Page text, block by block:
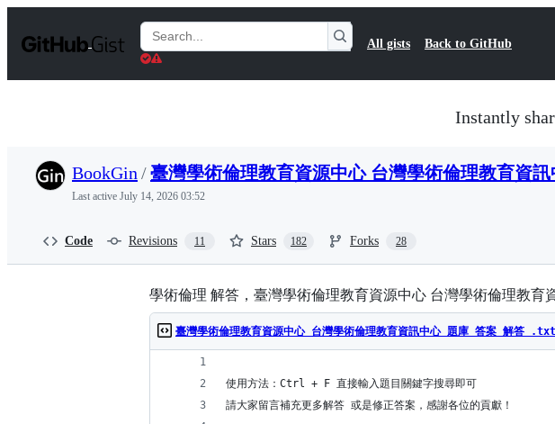
t
Search
Gists
All gists Back to GitHub
Instantly
BookGin /臺灣學術倫理教育資源中心 台灣學術倫理教育資
Last active July 14, 2026 03:52
Code Revisions 11 Stars 182 Forks 28
學術倫理 解答，臺灣學術倫理教育資源中心 台灣學術倫理教育
臺灣學術倫理教育資源中心 台灣學術倫理教育資訊中心 題庫 答案 解答 .txt
使用方法：Ctrl + F 直接輸入題目關鍵字搜尋即可
請大家留言補充更多解答 或是修正答案，感謝各位的貢獻！